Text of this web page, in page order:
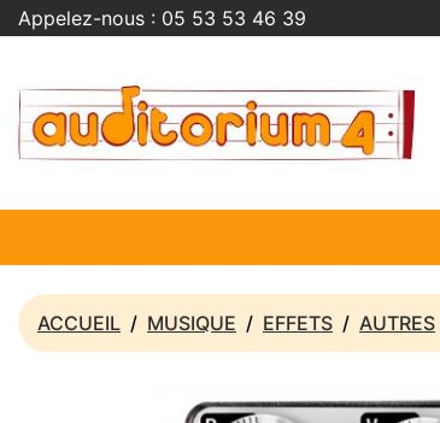
Appelez-nous : 05 53 53 46 39
ACCUEIL MUSIQUE EFFETS AUTRES